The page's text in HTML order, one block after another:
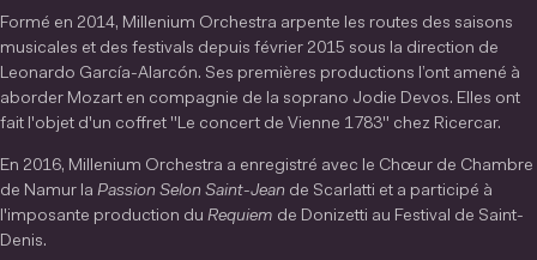
Formé en 2014, Millenium Orchestra arpente les routes des saisons
musicales et des festivals depuis février 2015 sous la direction de
Leonardo García-Alarcón. Ses premières productions l’ont amené à
aborder Mozart en compagnie de la soprano Jodie Devos. Elles ont
fait l'objet d'un coffret "Le concert de Vienne 1783" chez Ricercar.
En 2016, Millenium Orchestra a enregistré avec le Chœur de Chambre
de Namur la Passion Selon Saint-Jean de Scarlatti et a participé à
l'imposante production du Requiem de Donizetti au Festival de Saint-
Denis.